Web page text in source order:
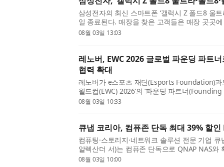
삼성전자의 최신 스마트폰 ‘갤럭시 Z 폴드8 울
일 종료된다. 매장을 찾은 고객들은 매장 곳곳
문을 확인하며 ‘갤럭시 Z 폴드8 울트라·폴드8·
08월 03일 13:03
레노버, EWC 2026 글로벌 파운딩 파트
협력 확대
레노버가 e스포츠 재단(Esports Foundation)과
월드컵(EWC) 2026’의 ‘파운딩 파트너
밍 디바이스로 세계 최대 e스포츠 대회를 지원
08월 03일 10:33
큐냅 코리아, 컴퓨존 단독 최대 39% 할인
컴퓨팅·스토리지·네트워크 솔루션 전문 기업
알렉산더 서)는 컴퓨존 단독으로 QNAP NAS와
판매하는 ‘QNAP 주차별 특가’ 행사를 진행한
08월 03일 10:00